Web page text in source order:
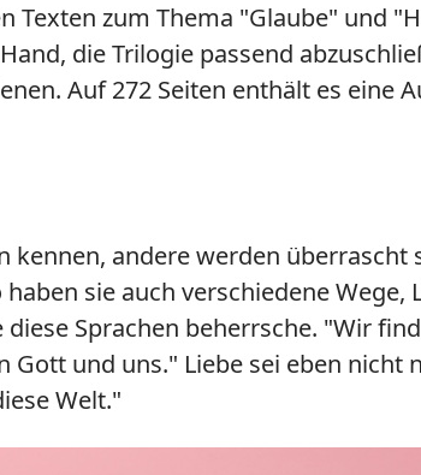
Texten zum Thema "Glaube" und
die Trilogie passend
Auf 272 Seiten enthält es eine
andere werden überrascht
sie auch verschiedene Wege,
Sprachen beherrsche. "Wir
und uns." Liebe sei eben nicht
Welt."